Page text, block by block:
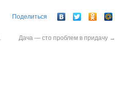
Поделиться
Дача — сто проблем в придачу →